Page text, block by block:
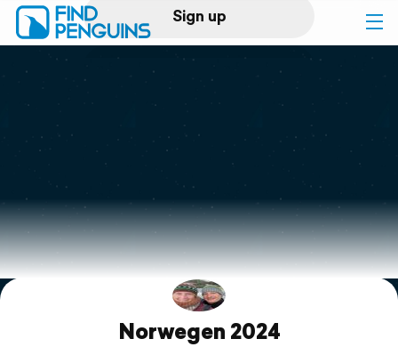
Sign up
Log in
Print a book
Flyover video
Explore
SupportNorwegen 2024